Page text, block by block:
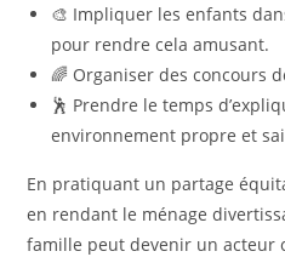
🎨 Impliquer les enfants
pour rendre cela amusant.
🌈 Organiser des concours
🕺 Prendre le temps
environnement propre et
En pratiquant un partage
en rendant le ménage
famille peut devenir un acteur